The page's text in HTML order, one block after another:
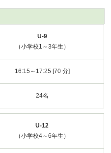
U-9
（小学校1～3年生）
16:15～17:25 [70 分]
24名
U-12
（小学校4～6年生）